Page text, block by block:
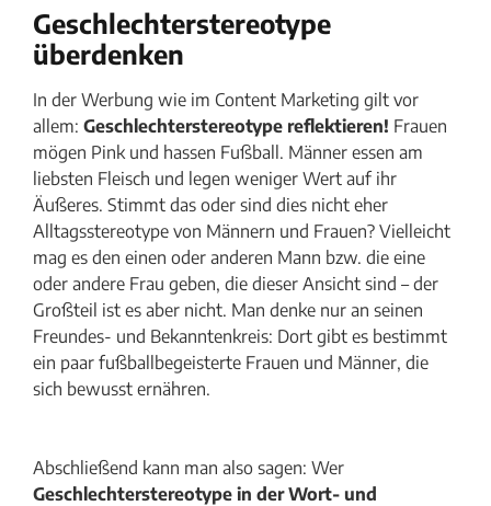
Geschlechterstereotype
überdenken
In der Werbung wie im Content Marketing gilt vor
allem: Geschlechterstereotype reflektieren! Frauen
mögen Pink und hassen Fußball. Männer essen am
liebsten Fleisch und legen weniger Wert auf ihr
Äußeres. Stimmt das oder sind dies nicht eher
Alltagsstereotype von Männern und Frauen? Vielleicht
mag es den einen oder anderen Mann bzw. die eine
oder andere Frau geben, die dieser Ansicht sind – der
Großteil ist es aber nicht. Man denke nur an seinen
Freundes- und Bekanntenkreis: Dort gibt es bestimmt
ein paar fußballbegeisterte Frauen und Männer, die
sich bewusst ernähren.
Abschließend kann man also sagen: Wer
Geschlechterstereotype in der Wort- und